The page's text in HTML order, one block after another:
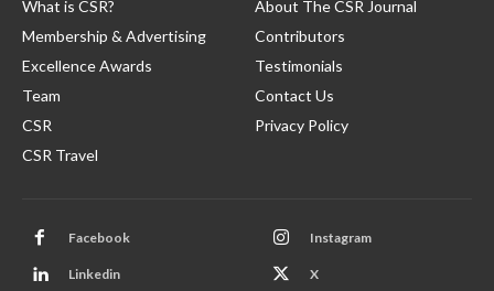
What is CSR?
Membership & Advertising
Excellence Awards
Team
CSR
CSR Travel
About The CSR Journal
Contributors
Testimonials
Contact Us
Privacy Policy
Facebook Instagram
Linkedin X